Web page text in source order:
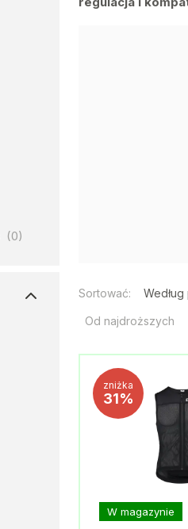
(0)
Sortować:
Od najdroższych
zniżka
31%
W magazynie